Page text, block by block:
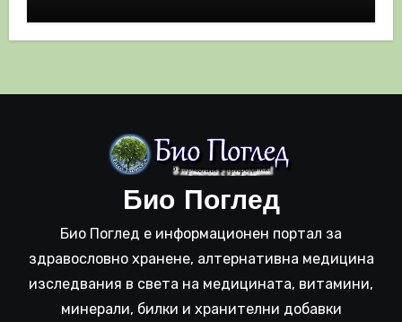
Био Поглед
Био Поглед е информационен портал за
здравословно хранене, алтернативна медицина
изследвания в света на медицината, витамини,
минерали, билки и хранителни добавки